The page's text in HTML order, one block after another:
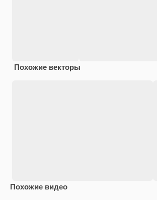
Похожие векторы
Похожие видео